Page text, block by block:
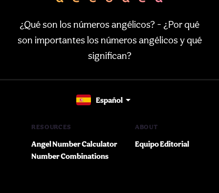
¿Qué son los números angélicos? - ¿Por qué
son importantes los números angélicos y qué
significan?
Español
RESOURCES
Angel Number Calculator
Number Combinations
ABOUT
Equipo Editorial